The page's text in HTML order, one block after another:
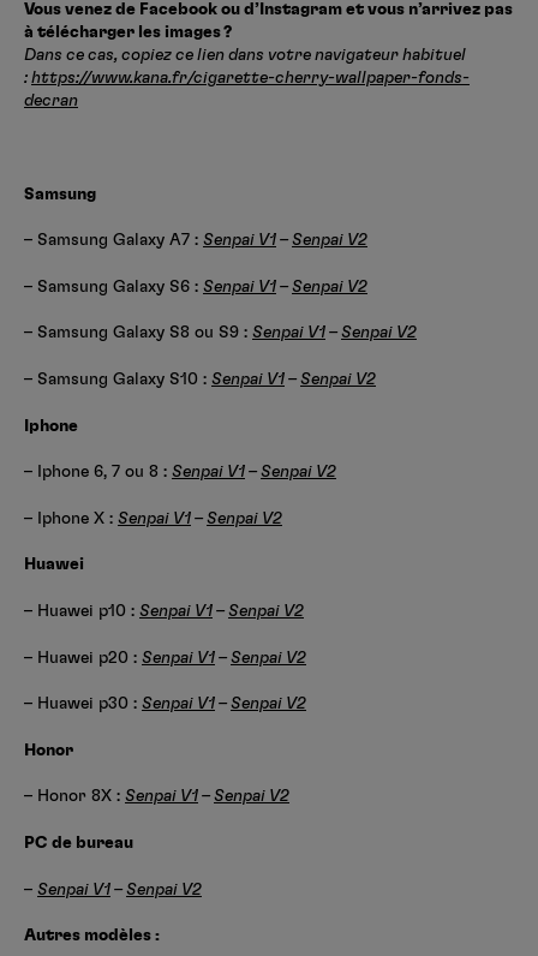
Vous venez de Facebook ou d’Instagram et vous n’arrivez pas
à télécharger les images ?
Dans ce cas, copiez ce lien dans votre navigateur habituel
: https://www.kana.fr/cigarette-cherry-wallpaper-fonds-
decran
Samsung
– Samsung Galaxy A7 : Senpai V1 – Senpai V2
– Samsung Galaxy S6 : Senpai V1 – Senpai V2
– Samsung Galaxy S8 ou S9 : Senpai V1 – Senpai V2
– Samsung Galaxy S10 : Senpai V1 – Senpai V2
Iphone
– Iphone 6, 7 ou 8 : Senpai V1 – Senpai V2
– Iphone X : Senpai V1 – Senpai V2
Huawei
– Huawei p10 : Senpai V1 – Senpai V2
– Huawei p20 : Senpai V1 – Senpai V2
– Huawei p30 : Senpai V1 – Senpai V2
Honor
– Honor 8X : Senpai V1 – Senpai V2
PC de bureau
– Senpai V1 – Senpai V2
Autres modèles :